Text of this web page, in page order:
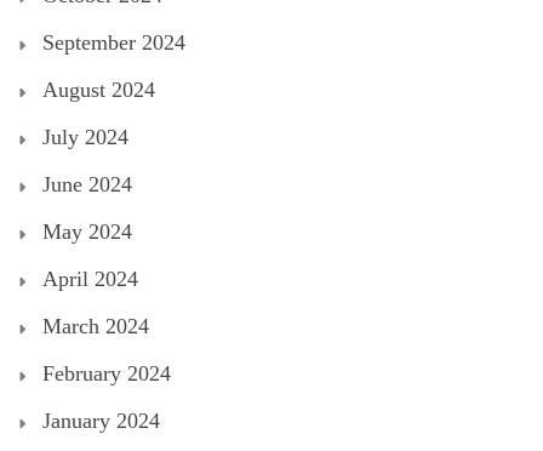
September 2024
August 2024
July 2024
June 2024
May 2024
April 2024
March 2024
February 2024
January 2024